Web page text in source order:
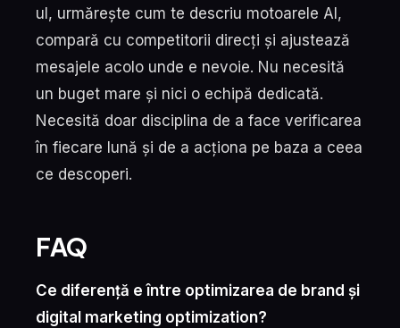
ul, urmărește cum te descriu motoarele AI,
compară cu competitorii direcți și ajustează
mesajele acolo unde e nevoie. Nu necesită
un buget mare și nici o echipă dedicată.
Necesită doar disciplina de a face verificarea
în fiecare lună și de a acționa pe baza a ceea
ce descoperi.
FAQ
Ce diferență e între optimizarea de brand și
digital marketing optimization?